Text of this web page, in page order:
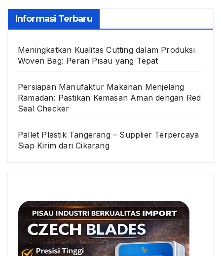
Informasi Terbaru
Meningkatkan Kualitas Cutting dalam Produksi
Woven Bag: Peran Pisau yang Tepat
Persiapan Manufaktur Makanan Menjelang
Ramadan: Pastikan Kemasan Aman dengan Red
Seal Checker
Pallet Plastik Tangerang – Supplier Terpercaya
Siap Kirim dari Cikarang